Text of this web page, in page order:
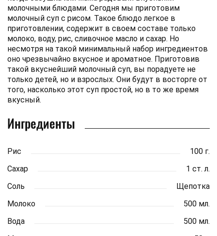
молочными блюдами. Сегодня мы приготовим
молочный суп с рисом. Такое блюдо легкое в
приготовлении, содержит в своем составе только
молоко, воду, рис, сливочное масло и сахар. Но
несмотря на такой минимальный набор ингредиентов
оно чрезвычайно вкусное и ароматное. Приготовив
такой вкуснейший молочный суп, вы порадуете не
только детей, но и взрослых. Они будут в восторге от
того, насколько этот суп простой, но в то же время
вкусный.
Ингредиенты
Рис
100 г.
Сахар
1 ст. л.
Соль
Щепотка
Молоко
500 мл.
Вода
500 мл.